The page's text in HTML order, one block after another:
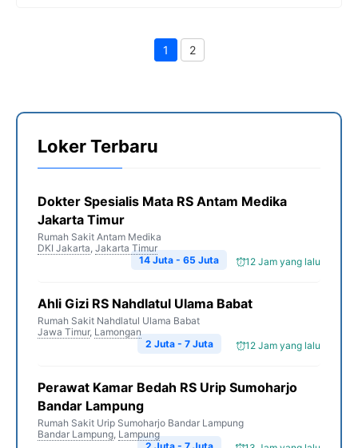
Page
1 2
Loker Terbaru
Dokter Spesialis Mata RS Antam Medika
Jakarta Timur
Rumah Sakit Antam Medika
DKI Jakarta, Jakarta Timur
12 Jam yang lalu
14 Juta - 65 Juta
Ahli Gizi RS Nahdlatul Ulama Babat
Rumah Sakit Nahdlatul Ulama Babat
Jawa Timur, Lamongan
12 Jam yang lalu
2 Juta - 7 Juta
Perawat Kamar Bedah RS Urip Sumoharjo
Bandar Lampung
Rumah Sakit Urip Sumoharjo Bandar Lampung
Bandar Lampung, Lampung